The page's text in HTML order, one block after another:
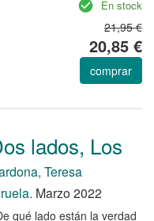
En stock
21,95 €
20,85 €
comprar
lados, Los
Teresa
Marzo 2022
qué lado están la verdad